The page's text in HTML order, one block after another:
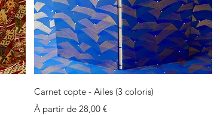
Aperçu rapide
Carnet copte - Ailes (3 coloris)
À partir de 28,00 €
Prix promotionnel